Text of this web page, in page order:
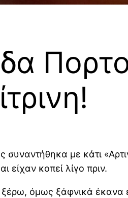
συναντήθηκα με κάτι
είχαν κοπεί λίγο πριν.
όμως ξάφνικά έκανα